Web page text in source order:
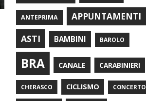
ANTEPRIMA
APPUNTAMENTI
ASTI
BAMBINI BAROLO
BRA CANALE CARABINIERI
CHERASCO CICLISMO CONCERTO